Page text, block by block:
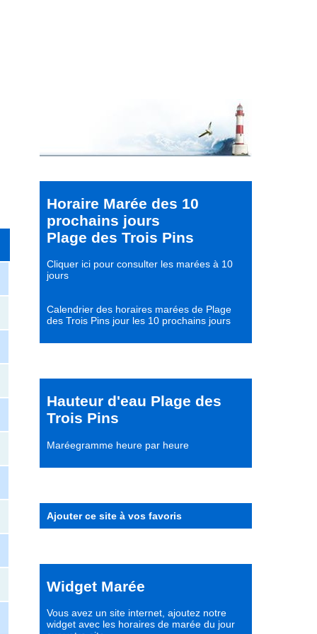
Horaire Marée des 10
prochains jours
Plage des Trois Pins
Cliquer ici pour consulter les marées à 10
jours
Calendrier des horaires marées de Plage
des Trois Pins jour les 10 prochains jours
Hauteur d'eau Plage des
Trois Pins
Maréegramme heure par heure
Ajouter ce site à vos favoris
Widget Marée
Vous avez un site internet, ajoutez notre
widget avec les horaires de marée du jour